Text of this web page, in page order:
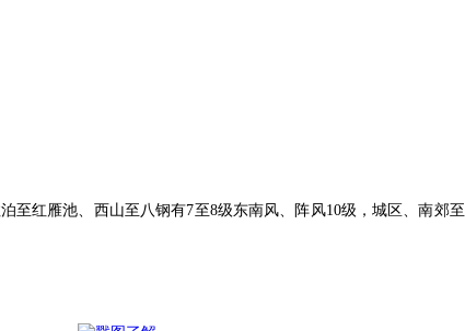
至红雁池、西山至八钢有7至8级东南风、阵风10级，城区、南郊